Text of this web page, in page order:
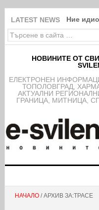
LATEST NEWS Ние
НОВИНИТЕ ОТ
EЛЕКТРОНЕН
ТОПОЛОВГРАД,
АКТУАЛНИ
ГРАНИЦА, МИТНИЦА,
НАЧАЛО/ АРХИВ ЗА:ТРАСЕ